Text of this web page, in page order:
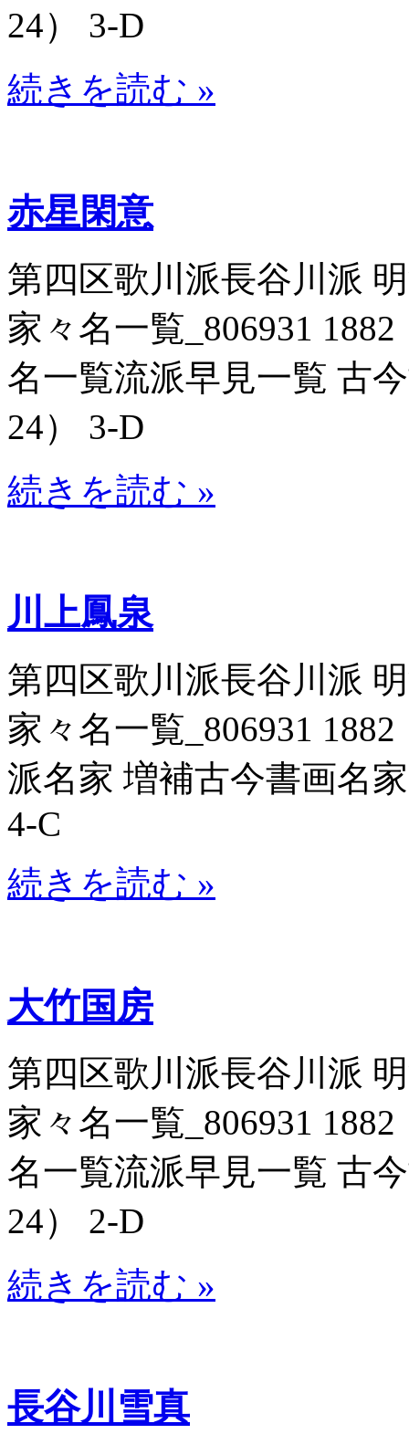
24） 3-D
続きを読む »
赤星閑意
第四区歌川派長谷川派
家々名一覧_806931
名一覧流派早見一覧 古
24） 3-D
続きを読む »
川上鳳泉
第四区歌川派長谷川派
家々名一覧_806931
派名家 増補古今書画名
4-C
続きを読む »
大竹国房
第四区歌川派長谷川派
家々名一覧_806931
名一覧流派早見一覧 古
24） 2-D
続きを読む »
長谷川雪真